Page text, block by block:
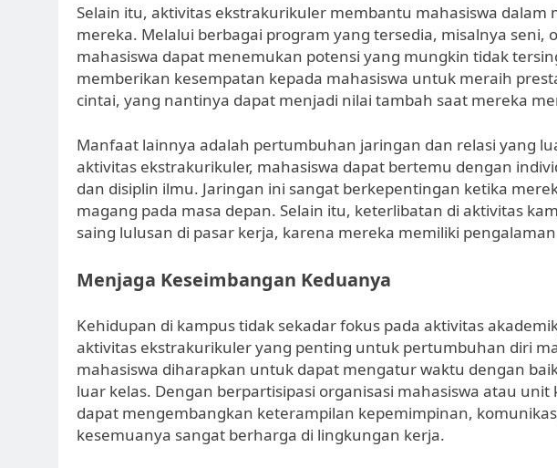
Selain itu, aktivitas ekstrakurikuler membantu mahasiswa dalam
mereka. Melalui berbagai program yang tersedia, misalnya seni,
mahasiswa dapat menemukan potensi yang mungkin tidak
memberikan kesempatan kepada mahasiswa untuk meraih
cintai, yang nantinya dapat menjadi nilai tambah saat mereka
Manfaat lainnya adalah pertumbuhan jaringan dan relasi yang
aktivitas ekstrakurikuler, mahasiswa dapat bertemu dengan
dan disiplin ilmu. Jaringan ini sangat berkepentingan ketika
magang pada masa depan. Selain itu, keterlibatan di aktivitas
saing lulusan di pasar kerja, karena mereka memiliki
Menjaga Keseimbangan Keduanya
Kehidupan di kampus tidak sekadar fokus pada aktivitas
aktivitas ekstrakurikuler yang penting untuk pertumbuhan diri
mahasiswa diharapkan untuk dapat mengatur waktu dengan
luar kelas. Dengan berpartisipasi organisasi mahasiswa atau
dapat mengembangkan keterampilan kepemimpinan,
kesemuanya sangat berharga di lingkungan kerja.